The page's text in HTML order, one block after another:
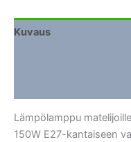
määrä
Kuvaus
Lämpölamppu
150W E27-kantaiseen